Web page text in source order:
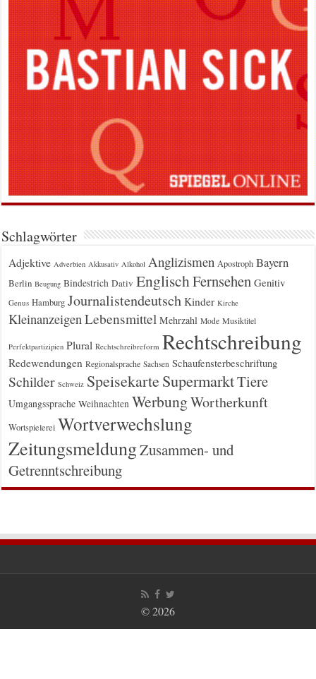
Schlagwörter
Adjektive Adverbien Akkusativ Alkohol Anglizismen Apostroph Bayern
Berlin Beugung Bindestrich Dativ EnglischFernsehen Genitiv
Genus Hamburg Journalistendeutsch Kinder Kirche
Kleinanzeigen Lebensmittel Mehrzahl Mode Musiktitel
Perfektpartizipien Plural Rechtschreibreform Rechtschreibung
Redewendungen Regionalsprache Sachsen Schaufensterbeschriftung
Schilder Schweiz Speisekarte SupermarktTiere
Umgangssprache Weihnachten WerbungWortherkunft
Wortspielerei Wortverwechslung
ZeitungsmeldungZusammen- und
Getrenntschreibung
© 2026